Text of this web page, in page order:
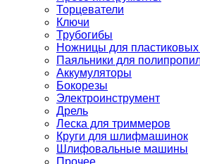
Торцеватели
Ключи
Трубогибы
Ножницы для пластиковых
Паяльники для
Аккумуляторы
Бокорезы
Электроинструмент
Дрель
Леска для триммеров
Круги для шлифмашинок
Шлифовальные машины